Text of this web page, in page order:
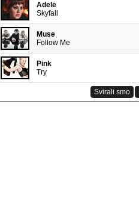
Adele
Skyfall
Muse
Follow Me
Pink
Try
Svirali smo